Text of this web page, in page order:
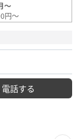
～
円～
電話する